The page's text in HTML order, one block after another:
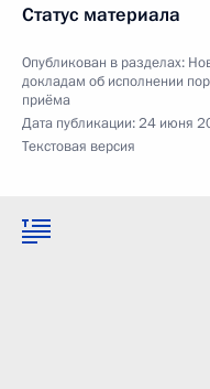
Статус материала
Опубликован в разделах:
докладам об исполнении
приёма
Дата публикации:24 июня
Текстовая версия